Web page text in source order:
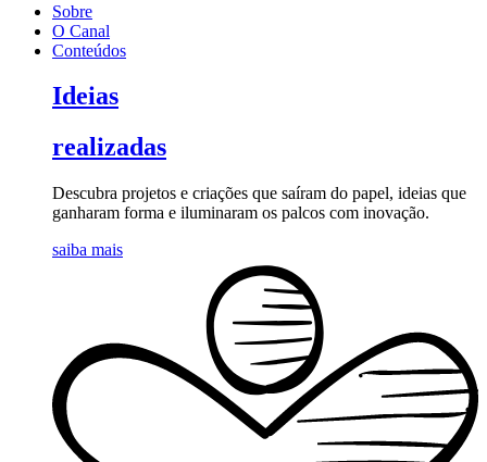
Sobre
O Canal
Conteúdos
Ideias
realizadas
Descubra projetos e criações que saíram do papel, ideias que
ganharam forma e iluminaram os palcos com inovação.
saiba mais